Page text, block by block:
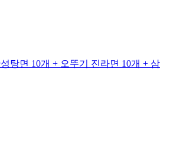
탕면 10개 + 오뚜기 진라면 10개 + 삼